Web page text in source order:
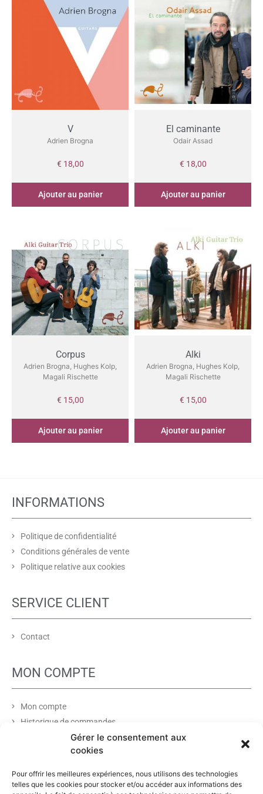
Gérer le consentement aux
cookies
Pour offrir les meilleures expériences, nous utilisons des technologies
telles que les cookies pour stocker et/ou accéder aux informations des
V
Adrien Brogna
€ 18,00
Ajouter au panier
El caminante
Odair Assad
€ 18,00
Ajouter au panier
Corpus
Adrien Brogna, Hughes Kolp,
Magali Rischette
€ 15,00
Ajouter au panier
Alki
Adrien Brogna, Hughes Kolp,
Magali Rischette
€ 15,00
Ajouter au panier
INFORMATIONS
Politique de confidentialité
Conditions générales de vente
Politique relative aux cookies
SERVICE CLIENT
Contact
MON COMPTE
Mon compte
Historique de commandes
Liste de souhaits
PARTENAIRES